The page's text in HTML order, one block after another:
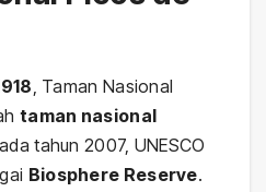
, Taman Nasional
taman nasional
tahun 2007, UNESCO
Biosphere Reserve.